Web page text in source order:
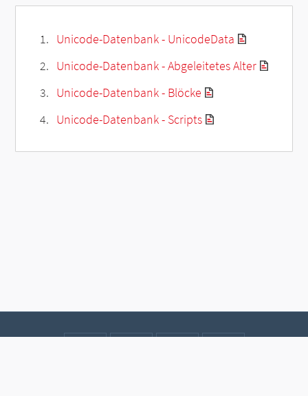
Unicode-Datenbank - UnicodeData
Unicode-Datenbank - Abgeleitetes Alter
Unicode-Datenbank - Blöcke
Unicode-Datenbank - Scripts